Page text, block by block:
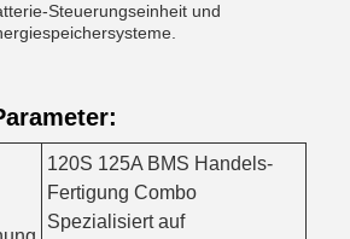
Steuerungseinheit und
120S 125A BMS Handels-
Fertigung Combo
Spezialisiert auf